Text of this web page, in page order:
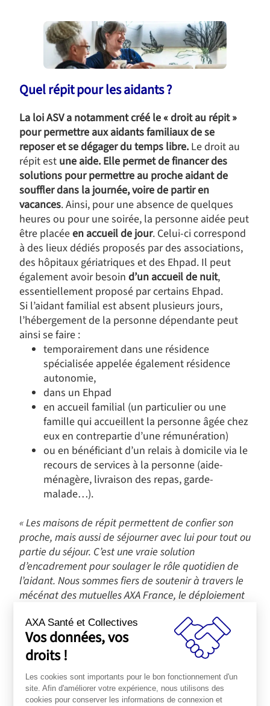
Quel répit pour les aidants ?
La loi ASV a notamment créé le « droit au répit »
pour permettre aux aidants familiaux de se
reposer et se dégager du temps libre. Le droit au
répit est une aide. Elle permet de financer des
solutions pour permettre au proche aidant de
souffler dans la journée, voire de partir en
vacances. Ainsi, pour une absence de quelques
heures ou pour une soirée, la personne aidée peut
être placéeen accueil de jour. Celui-ci correspond
à des lieux dédiés proposés par des associations,
des hôpitaux gériatriques et des Ehpad. Il peut
également avoir besoin d’un accueil de nuit,
essentiellement proposé par certains Ehpad.
Si l’aidant familial est absent plusieurs jours,
l’hébergement de la personne dépendante peut
ainsi se faire :
temporairement dans une résidence
spécialisée appelée également résidence
autonomie,
dans un Ehpad
en accueil familial (un particulier ou une
famille qui accueillent la personne âgée chez
eux en contrepartie d’une rémunération)
ou en bénéficiant d’un relais à domicile via le
recours de services à la personne (aide-
ménagère, livraison des repas, garde-
malade…).
« Les maisons de répit permettent de confier son
proche, mais aussi de séjourner avec lui pour tout ou
partie du séjour. C’est une vraie solution
d’encadrement pour soulager le rôle quotidien de
l’aidant. Nous sommes fiers de soutenir à travers le
mécénat des mutuelles AXA France, le déploiement
France Répit (à Lyon puis à Boulogne-Billancourt).
Elles permettent aux enfants et adultes malades ou
en situation de handicap, ainsi qu’à leurs proches
ressourcer et être accompagnés. »souligne Katell
Clère, Directrice Technique Notoriété et Innovation
AXA Santé et Collectives
Vos données, vos
droits !
Les cookies sont importants pour le bon fonctionnement d'un
site. Afin d'améliorer votre expérience, nous utilisons des
cookies pour conserver les informations de connexion et